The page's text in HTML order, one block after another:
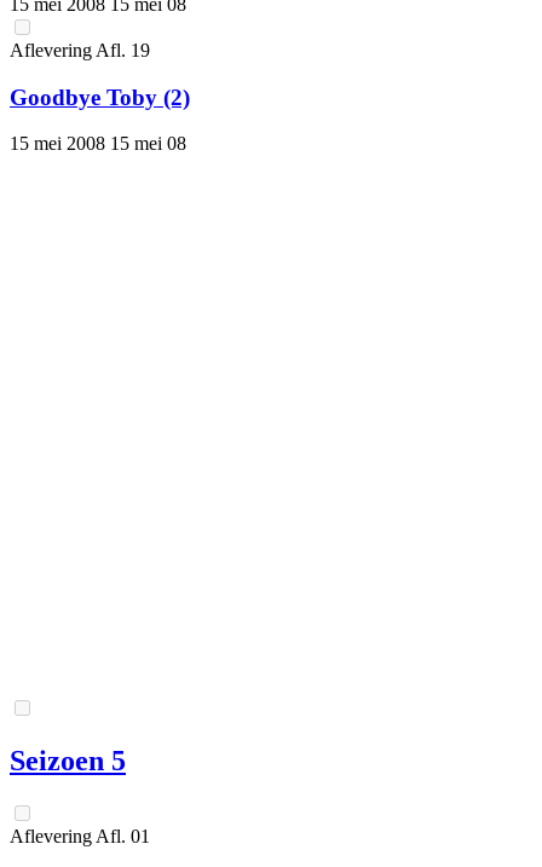
15 mei 2008 15 mei 08
Aflevering Afl. 19
Goodbye Toby (2)
15 mei 2008 15 mei 08
Seizoen 5
Aflevering Afl. 01